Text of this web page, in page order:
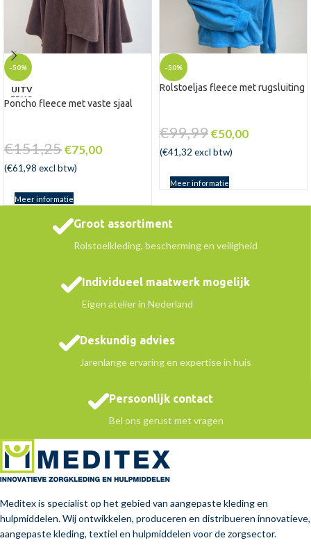
-50%
UITV
ERKO
CHT
Poncho fleece met vaste sjaal
€151,25€75,00
(€61,98 excl btw)
Meer informatie
-50%
Rolstoeljas fleece met rugsluiting
€99,99€50,00
(€41,32 excl btw)
Meer informatie
Groot assortiment
Rolstoelkleding, bescherming en veiligheid
Individueel maatwerk mogelijk
Eigen atelier in Nederland
Deskundig advies
Jarenlange ervaring en expertise in huis
Persoonlijk contact
Bel ons gerust met vragen
Meditex is specialist op het gebied van aangepaste kleding en
hulpmiddelen. Wij ontwikkelen, produceren en distribueren innovatieve,
aangepaste kleding, textiel en hulpmiddelen voor de zorgsector.